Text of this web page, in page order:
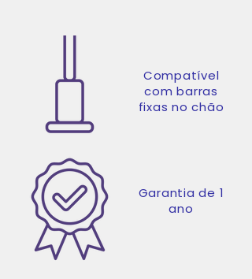
Compatível
com barras
fixas no chão
Garantia de 1
ano